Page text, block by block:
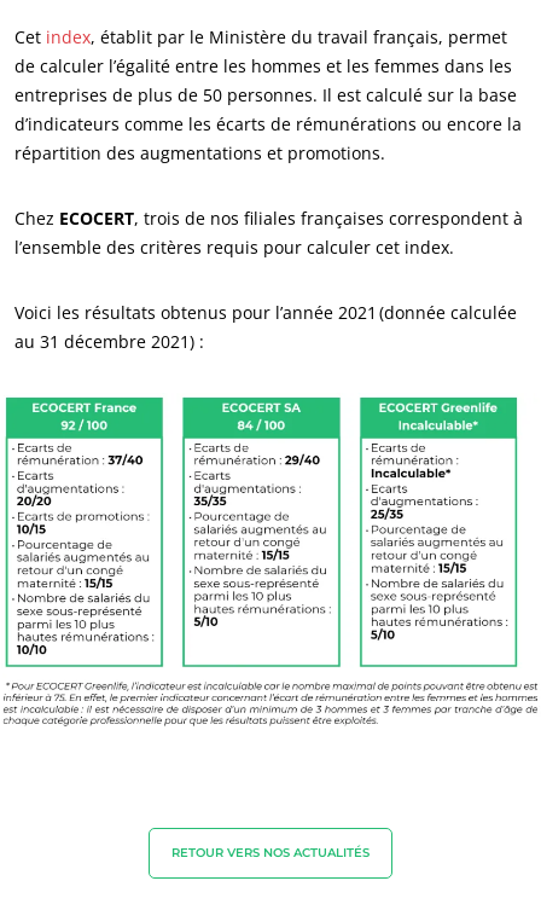
Actualités
Carrières
Agir via nos prestations
S’investir pour notre environnement
Innover avec notre écosystème
NOS SECTEURS D'ACTIVITÉ
Agroalimentaire
Produits de la maison
Cet index, établit par le Ministère du travail français, permet
de calculer l’égalité entre les hommes et les femmes dans les
entreprises de plus de 50 personnes. Il est calculé sur la base
d’indicateurs comme les écarts de rémunérations ou encore la
répartition des augmentations et promotions.
Chez ECOCERT, trois de nos filiales françaises correspondent à
l’ensemble des critères requis pour calculer cet index.
Voici les résultats obtenus pour l’année 2021 (donnée calculée
au 31 décembre 2021) :
RETOUR VERS NOS ACTUALITÉS